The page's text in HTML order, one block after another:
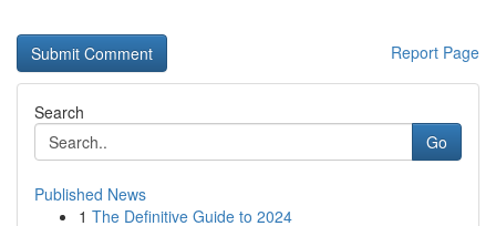
Report Page
Search
Go
Published News
1 The Definitive Guide to 2024